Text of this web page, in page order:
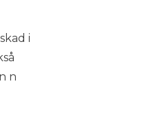
i
n